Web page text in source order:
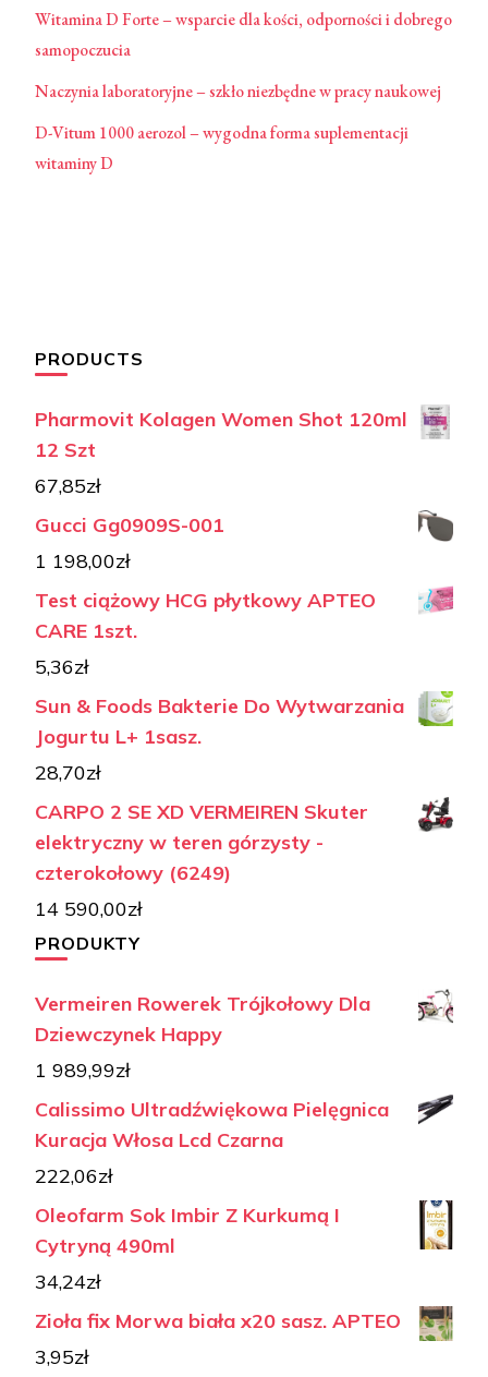
Witamina D Forte – wsparcie dla kości, odporności i dobrego
samopoczucia
Naczynia laboratoryjne – szkło niezbędne w pracy naukowej
D-Vitum 1000 aerozol – wygodna forma suplementacji
witaminy D
PRODUCTS
Pharmovit Kolagen Women Shot 120ml
12 Szt
67,85zł
Gucci Gg0909S-001
1 198,00zł
Test ciążowy HCG płytkowy APTEO
CARE 1szt.
5,36zł
Sun & Foods Bakterie Do Wytwarzania
Jogurtu L+ 1sasz.
28,70zł
CARPO 2 SE XD VERMEIREN Skuter
elektryczny w teren górzysty -
czterokołowy (6249)
14 590,00zł
PRODUKTY
Vermeiren Rowerek Trójkołowy Dla
Dziewczynek Happy
1 989,99zł
Calissimo Ultradźwiękowa Pielęgnica
Kuracja Włosa Lcd Czarna
222,06zł
Oleofarm Sok Imbir Z Kurkumą I
Cytryną 490ml
34,24zł
Zioła fix Morwa biała x20 sasz. APTEO
3,95zł